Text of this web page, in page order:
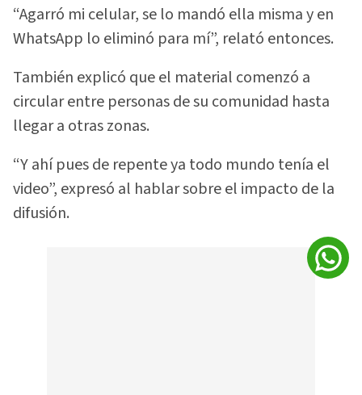
“Agarró mi celular, se lo mandó ella misma y en
WhatsApp lo eliminó para mí”, relató entonces.
También explicó que el material comenzó a
circular entre personas de su comunidad hasta
llegar a otras zonas.
“Y ahí pues de repente ya todo mundo tenía el
video”, expresó al hablar sobre el impacto de la
difusión.